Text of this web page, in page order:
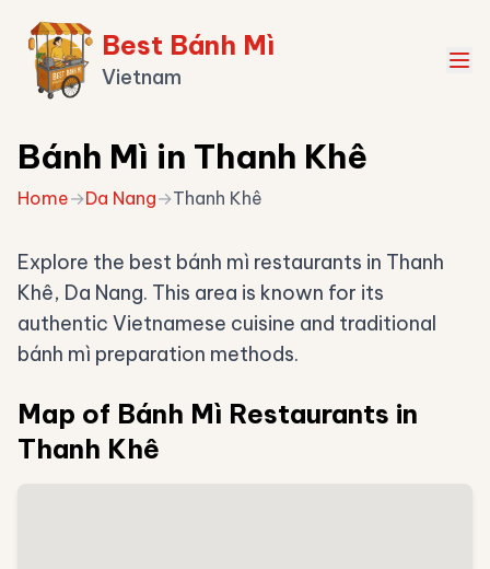
Best Bánh Mì
Vietnam
Bánh Mì in Thanh Khê
Home→Da Nang→Thanh Khê
Explore the best bánh mì restaurants in Thanh
Khê, Da Nang. This area is known for its
authentic Vietnamese cuisine and traditional
bánh mì preparation methods.
Map of Bánh Mì Restaurants in
Thanh Khê